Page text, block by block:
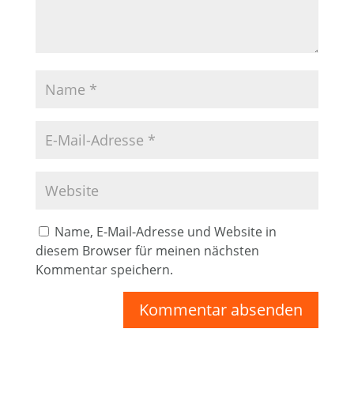
Name, E-Mail-Adresse und Website in
diesem Browser für meinen nächsten
Kommentar speichern.